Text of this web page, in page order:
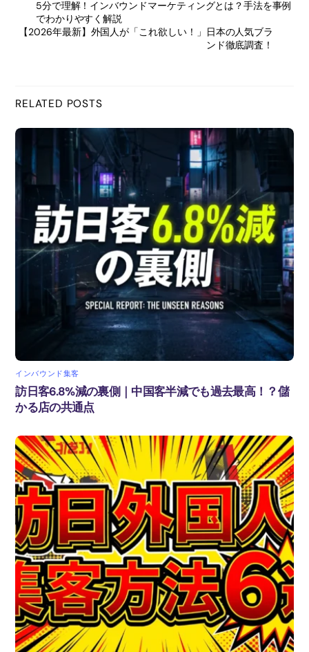
c
e
o
5分で理解！インバウンドマーケティングとは？手法を事例
でわかりやすく解説
【2026年最新】外国人が「これ欲しい！」日本の人気ブラ
ンド徹底調査！
RELATED POSTS
インバウンド集客
訪日客6.8%減の裏側｜中国客半減でも過去最高！？儲
かる店の共通点